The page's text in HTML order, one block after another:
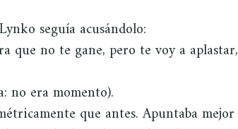
seguía acusándolo:
que no te gane, pero te voy a aplastar,
era momento).
que antes. Apuntaba mejor